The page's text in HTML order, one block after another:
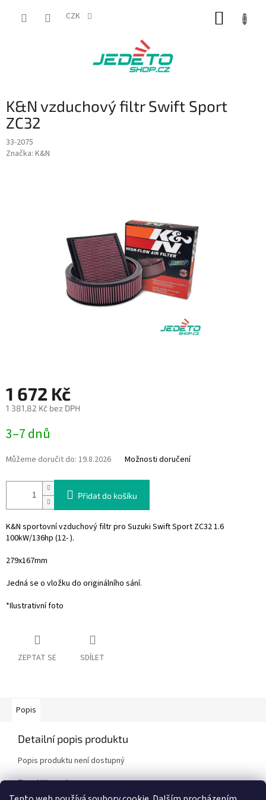
CZK
K&N vzduchový filtr Swift Sport
ZC32
33-2075
Značka: K&N
1 672 Kč
1 381,82 Kč bez DPH
cena:
3–7 dnů
Můžeme doručit do: 19.8.2026 Možnosti doručení
Přidat do košíku
K&N sportovní vzduchový filtr pro Suzuki Swift Sport ZC32 1.6
100kW/136hp (12- ).
279x167mm
Jedná se o vložku do originálního sání.
*Ilustrativní foto
ZEPTAT SE SDÍLET
Popis
Detailní popis produktu
Popis produktu není dostupný
Doplňkové parametry